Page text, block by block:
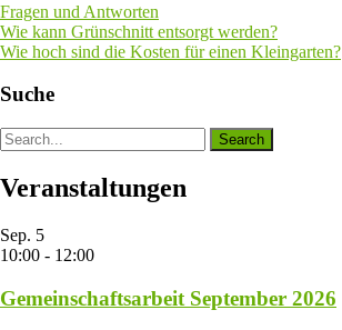
Fragen und Antworten
Beitragsnavigation
Wie kann Grünschnitt entsorgt werden?
Wie hoch sind die Kosten für einen Kleingarten?
Suche
Veranstaltungen
Sep. 5
10:00 - 12:00
Gemeinschaftsarbeit September 2026